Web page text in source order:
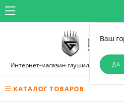
Ваш
Интернет-магазин глушилок связи и
КАТАЛОГ ТОВАРОВ